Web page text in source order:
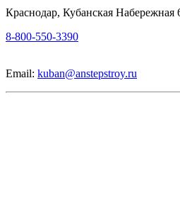
Краснодар, Кубанская Набережная
8-800-550-3390
Email: kuban@anstepstroy.ru